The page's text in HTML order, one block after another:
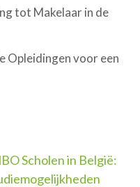
tot Makelaar in de
Opleidingen voor een
Scholen in België: